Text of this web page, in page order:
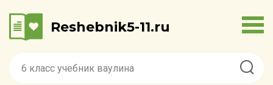
Reshebnik5-11.ru